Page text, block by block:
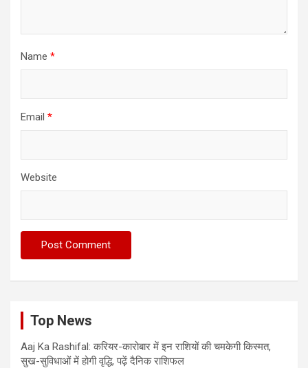
Name *
Email *
Website
Top News
Aaj Ka Rashifal: करियर-कारोबार में इन राशियों की चमकेगी किस्मत,
सुख-सुविधाओं में होगी वृद्धि, पढ़ें दैनिक राशिफल